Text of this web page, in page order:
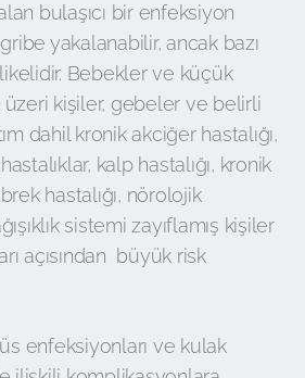
bulaşıcı bir enfeksiyon
gribe yakalanabilir, ancak bazı
Bebekler ve küçük
kişiler, gebeler ve belirli
dahil kronik akciğer hastalığı,
kalp hastalığı, kronik
hastalığı, nörolojik
sistemi zayıflamış kişiler
açısından büyük risk
enfeksiyonları ve kulak